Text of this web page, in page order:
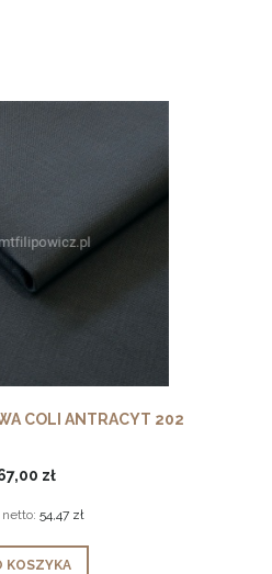
COLI ANTRACYT 202
zł
54,47 zł
KOSZYKA